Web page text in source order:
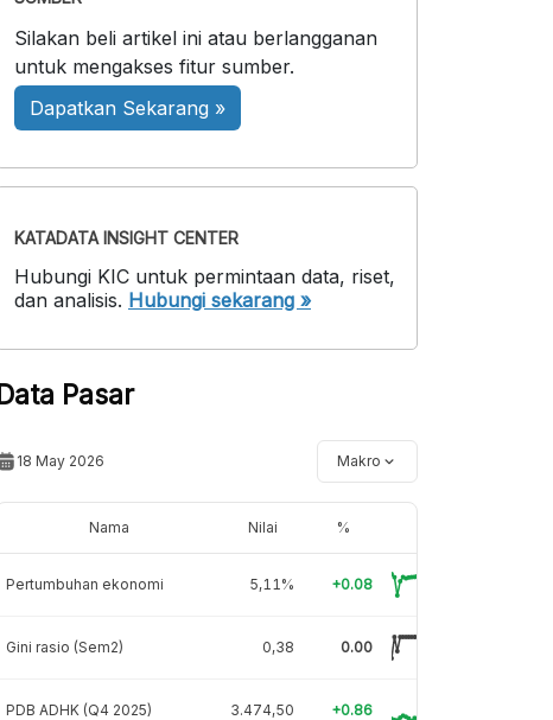
Silakan beli artikel ini atau berlangganan
untuk mengakses fitur sumber.
Dapatkan Sekarang »
KATADATA INSIGHT CENTER
Hubungi KIC untuk permintaan data, riset,
dan analisis. Hubungi sekarang »
Data Pasar
18 May 2026 Makro
Nama Nilai %
Pertumbuhan ekonomi 5,11% +0.08
Gini rasio (Sem2) 0,38 0.00
PDB ADHK (Q4 2025) 3.474,50 +0.86